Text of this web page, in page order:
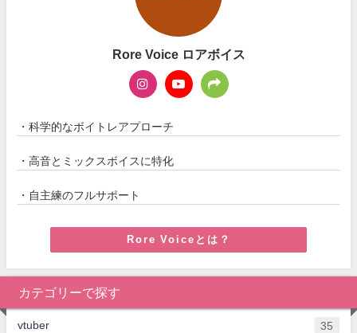
Rore Voice ロアボイス
・科学的なボイトレアプローチ
・高音とミックスボイスに特化
・自主練のフルサポート
Rore Voiceとは？
カテゴリーで探す
vtuber 35